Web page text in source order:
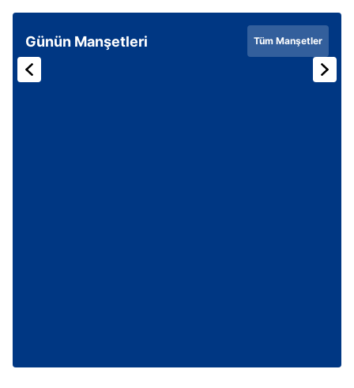
Günün Manşetleri Tüm Manşetler